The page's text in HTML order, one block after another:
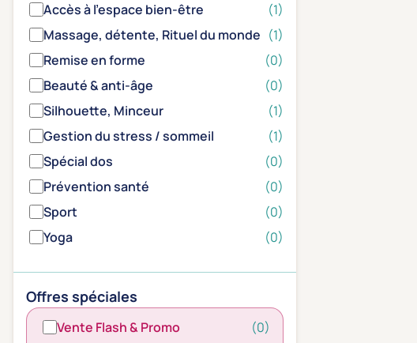
Accès à l'espace bien-être
(1)
Massage, détente, Rituel du monde (1)
Remise en forme
(0)
Beauté & anti-âge
(0)
Silhouette, Minceur
(1)
Gestion du stress / sommeil
(1)
Spécial dos
(0)
Prévention santé
(0)
Sport
(0)
Yoga
(0)
Offres spéciales
Vente Flash & Promo
(0)